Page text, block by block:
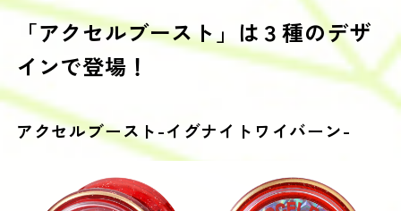
「アクセルブースト」は３種のデザ
インで登場！
アクセルブースト-イグナイトワイバーン-